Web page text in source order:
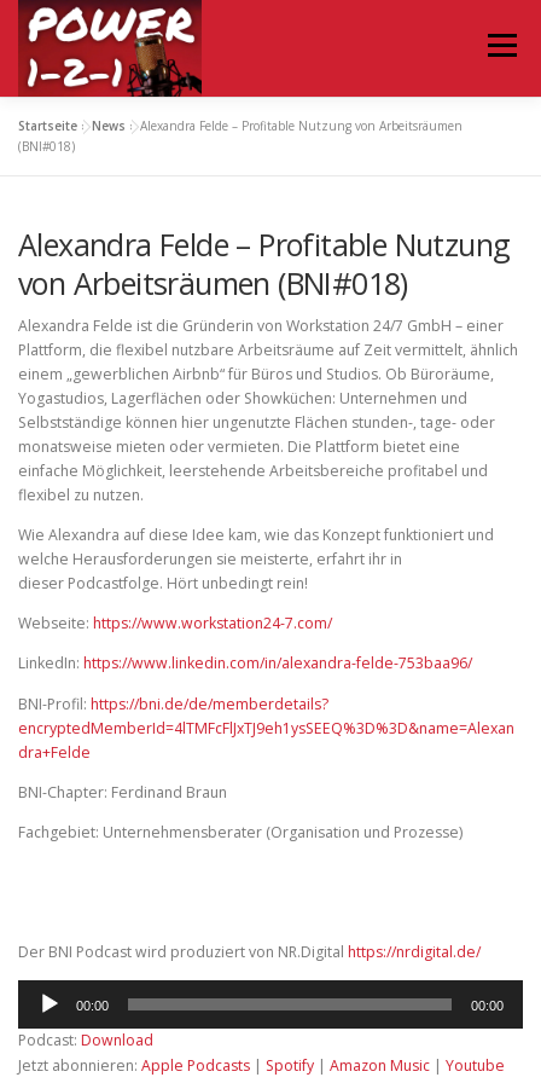
Zum
Inhalt
springen
Menü
HOME
KONTAKT
Startseite »News »Alexandra Felde – Profitable Nutzung von Arbeitsräumen
(BNI#018)
Alexandra Felde – Profitable Nutzung
von Arbeitsräumen (BNI#018)
Alexandra Felde ist die Gründerin von Workstation 24/7 GmbH – einer
Plattform, die flexibel nutzbare Arbeitsräume auf Zeit vermittelt, ähnlich
einem „gewerblichen Airbnb“ für Büros und Studios. Ob Büroräume,
Yogastudios, Lagerflächen oder Showküchen: Unternehmen und
Selbstständige können hier ungenutzte Flächen stunden-, tage- oder
monatsweise mieten oder vermieten. Die Plattform bietet eine
einfache Möglichkeit, leerstehende Arbeitsbereiche profitabel und
flexibel zu nutzen.
Wie Alexandra auf diese Idee kam, wie das Konzept funktioniert und
welche Herausforderungen sie meisterte, erfahrt ihr in
dieser Podcastfolge. Hört unbedingt rein!
Webseite: https://www.workstation24-7.com/
LinkedIn: https://www.linkedin.com/in/alexandra-felde-753baa96/
BNI-Profil: https://bni.de/de/memberdetails?
encryptedMemberId=4lTMFcFlJxTJ9eh1ysSEEQ%3D%3D&name=Alexan
dra+Felde
BNI-Chapter: Ferdinand Braun
Fachgebiet: Unternehmensberater (Organisation und Prozesse)
Der BNI Podcast wird produziert von NR.Digital https://nrdigital.de/
Audio-
Player
00:00 00:00
Podcast: Download
Jetzt abonnieren: Apple Podcasts | Spotify | Amazon Music | Youtube